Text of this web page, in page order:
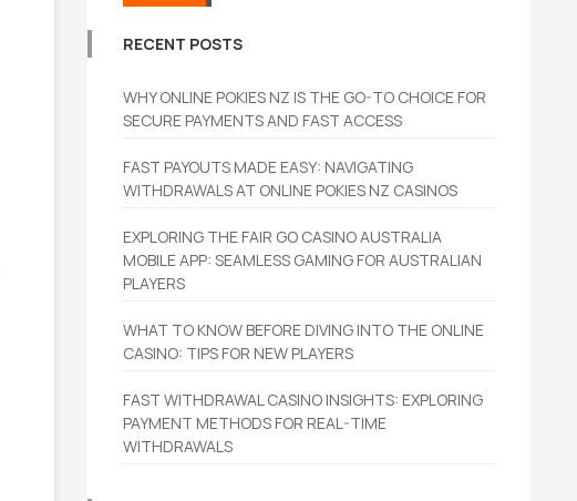
RECENT POSTS
WHY ONLINE POKIES NZ IS THE GO-TO CHOICE FOR
SECURE PAYMENTS AND FAST ACCESS
FAST PAYOUTS MADE EASY: NAVIGATING
WITHDRAWALS AT ONLINE POKIES NZ CASINOS
EXPLORING THE FAIR GO CASINO AUSTRALIA
MOBILE APP: SEAMLESS GAMING FOR AUSTRALIAN
PLAYERS
WHAT TO KNOW BEFORE DIVING INTO THE ONLINE
CASINO: TIPS FOR NEW PLAYERS
FAST WITHDRAWAL CASINO INSIGHTS: EXPLORING
PAYMENT METHODS FOR REAL-TIME
WITHDRAWALS